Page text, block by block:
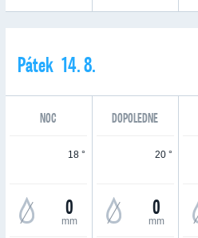
Pátek 14. 8.
NOC DOPOLEDNE
18 °
0
mm
20 °
0
mm